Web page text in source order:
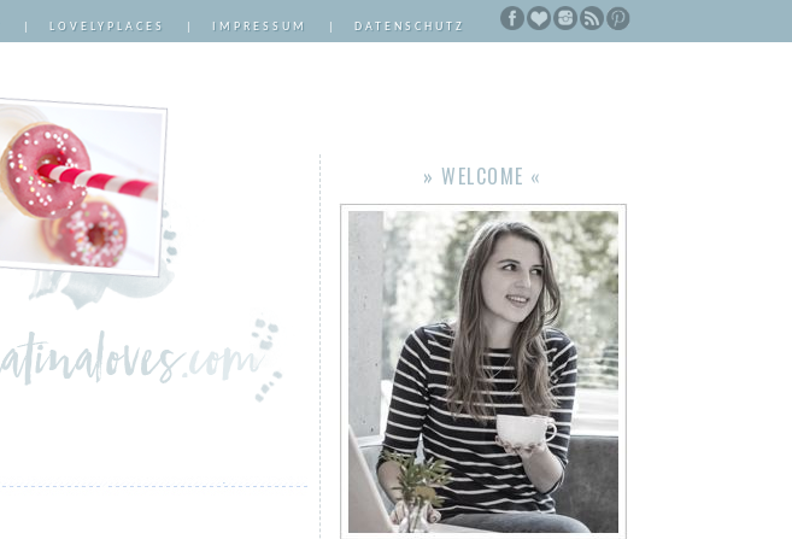
LOVELYPLACES IMPRESSUM DATENSCHUTZ
» WELCOME «